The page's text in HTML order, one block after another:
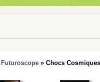
Futuroscope » Chocs